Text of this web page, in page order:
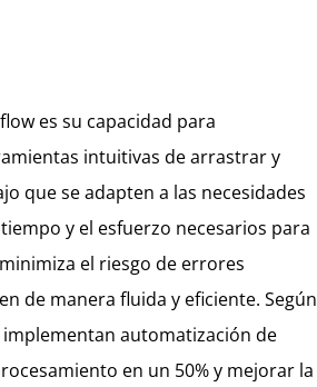
es su capacidad para
intuitivas de arrastrar y
que se adapten a las necesidades
y el esfuerzo necesarios para
el riesgo de errores
de manera fluida y eficiente. Según
automatización de
en un 50% y mejorar la